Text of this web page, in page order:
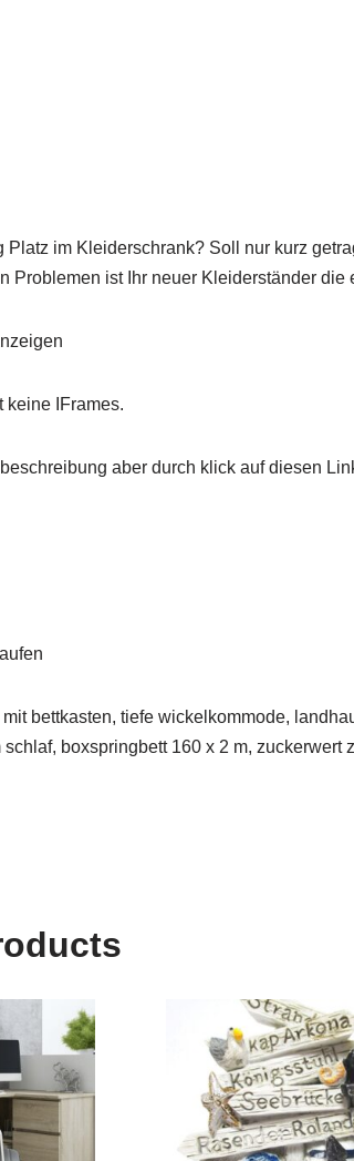
Platz im Kleiderschrank? Soll nur kurz
Problemen ist Ihr neuer Kleiderständer die
keine IFrames.
aber durch klick auf diesen
bettkasten, tiefe wickelkommode,
boxspringbett 160 x 2 m,